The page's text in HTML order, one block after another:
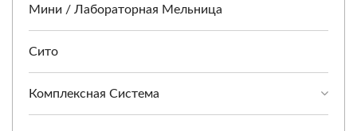
Мини / Лабораторная Мельница
Сито
Комплексная Система